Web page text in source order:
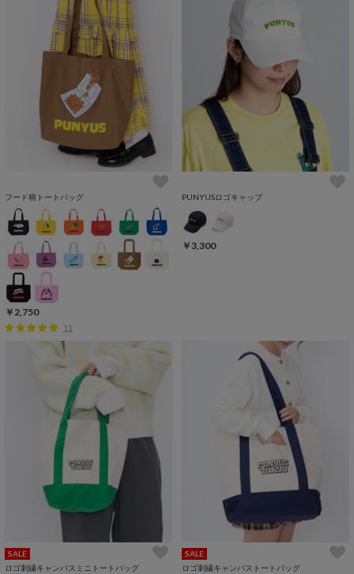
フード柄トートバッグ
￥2,750
11
PUNYUSロゴキャップ
￥3,300
SALE
ロゴ刺繍キャンバスミニトートバッグ
SALE
ロゴ刺繍キャンバストートバッグ